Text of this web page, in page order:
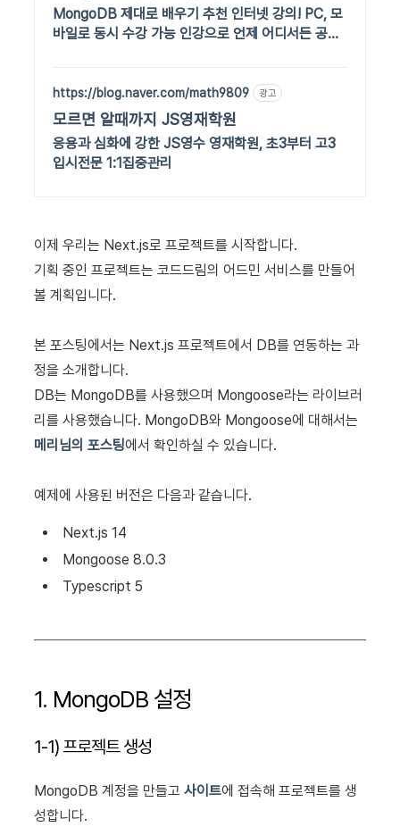
상강의
MongoDB 제대로 배우기 추천 인터넷 강의! PC, 모
바일로 동시 수강 가능 인강으로 언제 어디서든 공부
https://blog.naver.com/math9809 광고
모르면 알때까지 JS영재학원
응용과 심화에 강한 JS영수 영재학원, 초3부터 고3
입시전문 1:1집중관리
이제 우리는 Next.js로 프로젝트를 시작합니다.
기획 중인 프로젝트는 코드드림의 어드민 서비스를 만들어
볼 계획입니다.
본 포스팅에서는 Next.js 프로젝트에서 DB를 연동하는 과
정을 소개합니다.
DB는 MongoDB를 사용했으며 Mongoose라는 라이브러
리를 사용했습니다. MongoDB와 Mongoose에 대해서는
메리님의 포스팅에서 확인하실 수 있습니다.
예제에 사용된 버전은 다음과 같습니다.
Next.js 14
Mongoose 8.0.3
Typescript 5
1. MongoDB 설정
1-1) 프로젝트 생성
MongoDB 계정을 만들고 사이트에 접속해 프로젝트를 생
성합니다.